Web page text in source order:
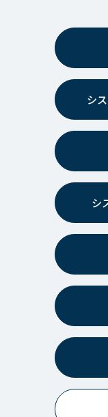
シ
シ